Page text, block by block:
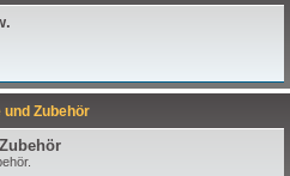
und Zubehör